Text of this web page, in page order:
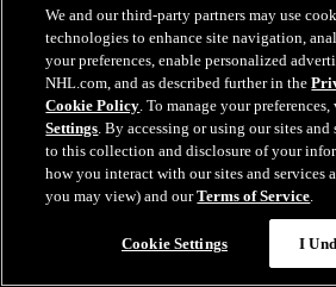
4:30
Nylanders fem snyggaste mål
Kolla in William Nylanders snyggaste mål
06 jul 2026
We and our third-party partners may use
technologies to enhance site navigation,
your preferences, enable personalized
NHL.com, and as described further in the
Cookie Policy. To manage your
Settings. By accessing or using our sites and
to this collection and disclosure of your
how you interact with our sites and services
you may view) and ourTerms of Service.
Cookie Settings I